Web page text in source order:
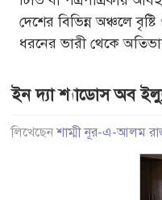
দেশের বিভিন্ন অঞ্চলে
ধরনের ভারী থেকে
ইন দ্যা শ্যাডোস অব
লিখেছেনশাম্মী নূর-এ-আলম